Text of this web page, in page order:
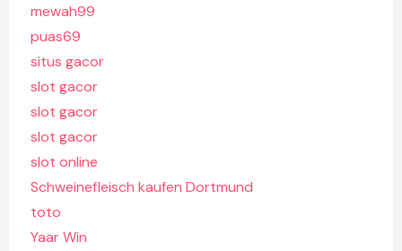
mewah99
puas69
situs gacor
slot gacor
slot gacor
slot gacor
slot online
Schweinefleisch kaufen Dortmund
toto
Yaar Win